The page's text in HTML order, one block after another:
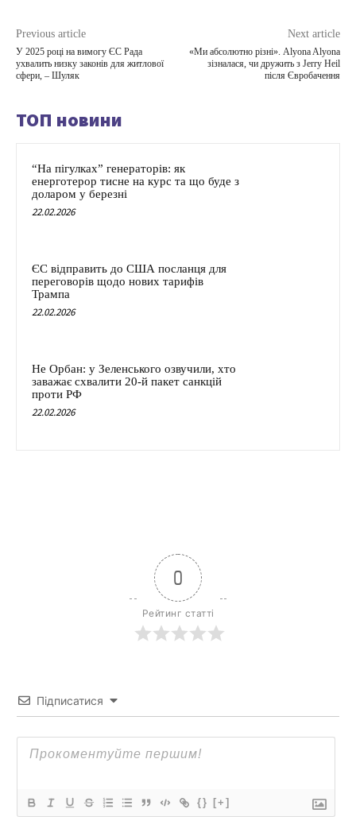
Previous article
У 2025 році на вимогу ЄС Рада
ухвалить низку законів для житлової
сфери, – Шуляк
Next article
«Ми абсолютно різні». Alyona Alyona
зізналася, чи дружить з Jerry Heil
після Євробачення
ТОП новини
“На пігулках” генераторів: як
енерготерор тисне на курс та що буде з
доларом у березні
22.02.2026
ЄС відправить до США посланця для
переговорів щодо нових тарифів
Трампа
22.02.2026
Не Орбан: у Зеленського озвучили, хто
заважає схвалити 20-й пакет санкцій
проти РФ
22.02.2026
0
Рейтинг статті
Підписатися
{} [+]